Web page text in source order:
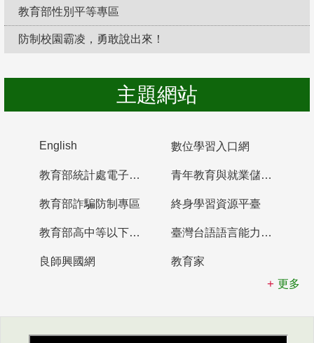
教育部性別平等專區
防制校園霸凌，勇敢說出來！
主題網站
English 數位學習入口網
教育部統計處電子書櫃 青年教育與就業儲蓄帳戶
教育部詐騙防制專區 終身學習資源平臺
教育部高中等以下學校及幼兒園教師資格檢定考試 臺灣台語語言能力認證網站
良師興國網
教育家
更多